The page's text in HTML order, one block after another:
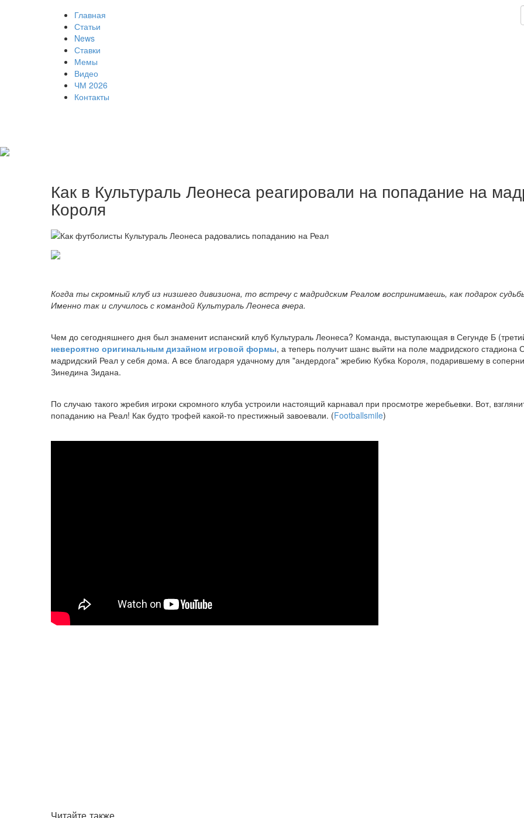
Главная
Статьи
News
Ставки
Мемы
Видео
ЧМ 2026
Контакты
Как в Культураль Леонеса реагировали на попадание на
Короля
Когда ты скромный клуб из низшего дивизиона, то встречу с мадридским Реалом воспринимаешь, как подарок
Именно так и случилось с командой Культураль Леонеса вчера.
Чем до сегодняшнего дня был знаменит испанский клуб Культураль Леонеса? Команда, выступающая в Сегунде Б
невероятно оригинальным дизайном игровой формы, а теперь получит шанс выйти на поле мадридского
мадридский Реал у себя дома. А все благодаря удачному для "андердога" жребию Кубка Короля, подарившему в
Зинедина Зидана.
По случаю такого жребия игроки скромного клуба устроили настоящий карнавал при просмотре жеребьевки. Вот,
попаданию на Реал! Как будто трофей какой-то престижный завоевали. (Footballsmile)
Читайте также